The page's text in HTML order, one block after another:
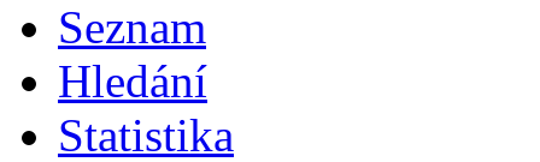
Seznam
Hledání
Statistika